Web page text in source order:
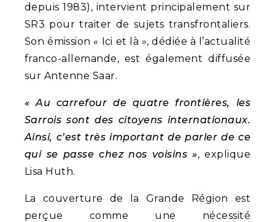
depuis 1983), intervient principalement sur
SR3 pour traiter de sujets transfrontaliers.
Son émission « Ici et là », dédiée à l’actualité
franco-allemande, est également diffusée
sur Antenne Saar.
« Au carrefour de quatre frontières, les
Sarrois sont des citoyens internationaux.
Ainsi, c’est très important de parler de ce
qui se passe chez nos voisins », explique
Lisa Huth.
La couverture de la Grande Région est
perçue comme une nécessité